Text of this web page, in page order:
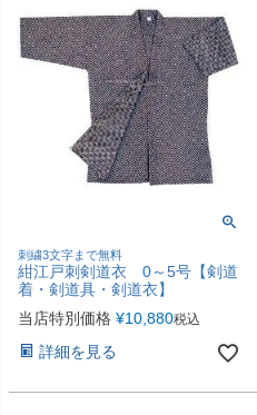
刺繍3文字まで無料
紺江戸刺剣道衣 0～5号【剣道
着・剣道具・剣道衣】
当店特別価格 ¥10,880税込
詳細を見る